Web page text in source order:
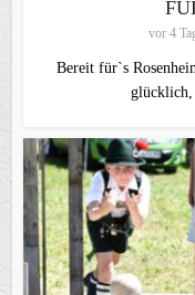
vor 4
Bereit für`s
glücklich,